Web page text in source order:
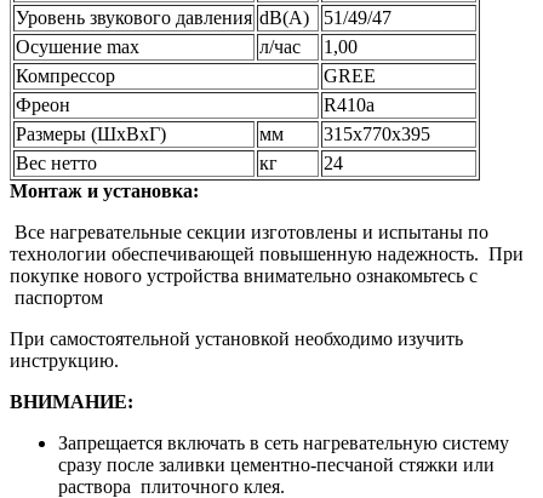
Уровень звукового давления dB(A)
51/49/47
Осушение max
л/час
1,00
Компрессор
GREE
Фреон
R410a
Размеры (ШхВхГ)
мм
315х770х395
Вес нетто
кг
24
Монтаж и установка:
Все нагревательные секции изготовлены и испытаны по
технологии обеспечивающей повышенную надежность. При
покупке нового устройства внимательно ознакомьтесь с
паспортом
При самостоятельной установкой необходимо изучить
инструкцию.
ВНИМАНИЕ:
Запрещается включать в сеть нагревательную систему
сразу после заливки цементно-песчаной стяжки или
раствора плиточного клея.